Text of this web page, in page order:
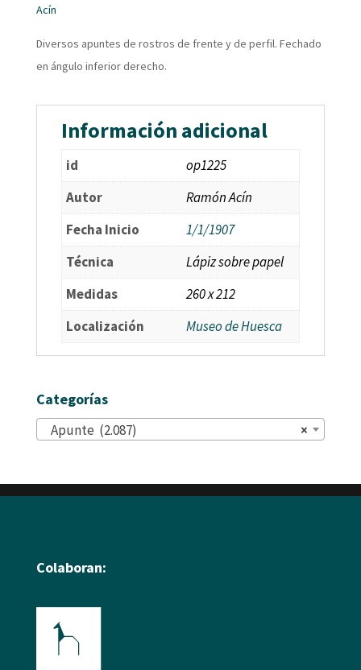
Acín
Diversos apuntes de rostros de frente y de perfil. Fechado
en ángulo inferior derecho.
Información adicional
id
op1225
Autor
Ramón Acín
Fecha Inicio
1/1/1907
Técnica
Lápiz sobre papel
Medidas
260 x 212
Localización
Museo de Huesca
Categorías
×
Apunte (2.087)
Colaboran: